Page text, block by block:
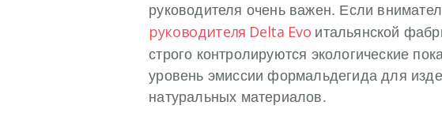
руководителя очень важен. Если
руководителя Delta Evo итальянской
строго контролируются экологические
уровень эмиссии формальдегида для
натуральных материалов.